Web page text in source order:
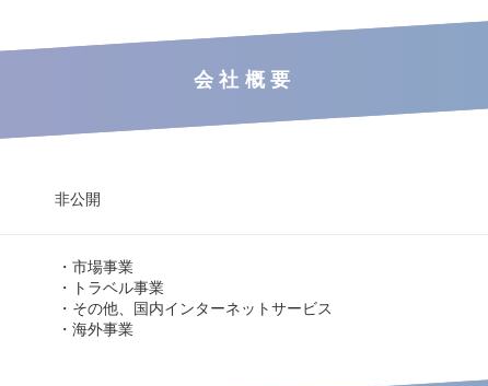
会社概要
非公開
・市場事業
・トラベル事業
・その他、国内インターネットサービス
・海外事業